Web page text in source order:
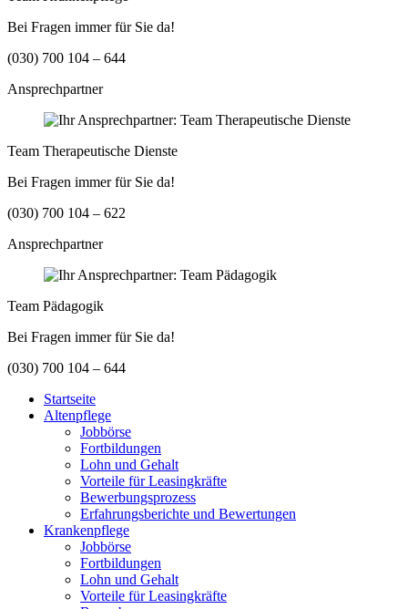
Bei Fragen immer für Sie da!
(030) 700 104 – 644
Ansprechpartner
Team Therapeutische Dienste
Bei Fragen immer für Sie da!
(030) 700 104 – 622
Ansprechpartner
Team Pädagogik
Bei Fragen immer für Sie da!
(030) 700 104 – 644
Startseite
Altenpflege
Jobbörse
Fortbildungen
Lohn und Gehalt
Vorteile für Leasingkräfte
Bewerbungsprozess
Erfahrungsberichte und Bewertungen
Krankenpflege
Jobbörse
Fortbildungen
Lohn und Gehalt
Vorteile für Leasingkräfte